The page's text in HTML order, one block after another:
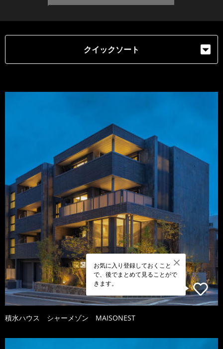
クイックソート
お気に入り登録しておくこと
で、後でまとめて見ることがで
きます。
積水ハウス シャーメゾン MAISONEST